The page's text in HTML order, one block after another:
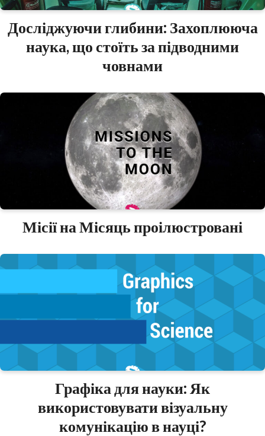
Досліджуючи глибини: Захоплююча
наука, що стоїть за підводними
човнами
Місії на Місяць проілюстровані
Графіка для науки: Як
використовувати візуальну
комунікацію в науці?